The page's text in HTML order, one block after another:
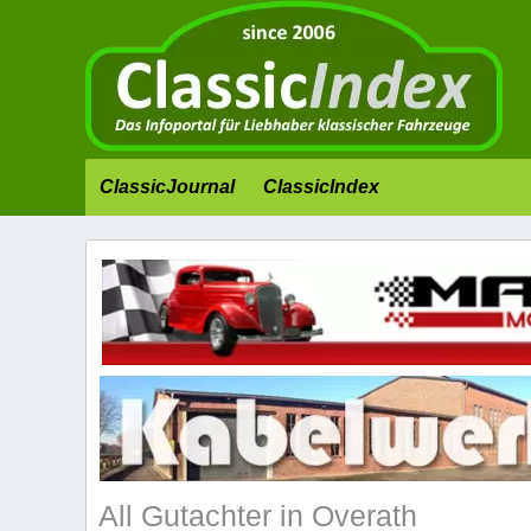
ClassicJournal ClassicIndex
All Gutachter in Overath